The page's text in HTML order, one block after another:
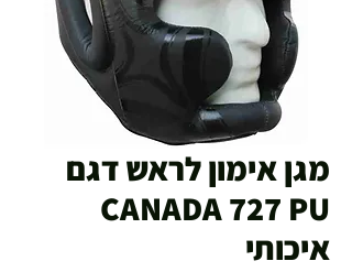
מגן אימון לראש דגם
CANADA 727 PU
איכותי